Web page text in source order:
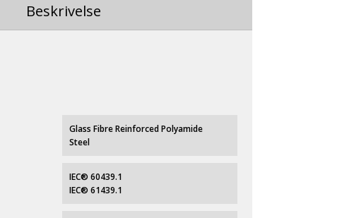
Beskrivelse
Glass Fibre Reinforced Polyamide
Steel
IEC® 60439.1
IEC® 61439.1